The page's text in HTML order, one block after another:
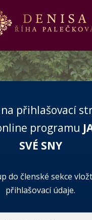
přihlašovací
programu
SVÉ SNY
do členské sekce
přihlašovací údaje.